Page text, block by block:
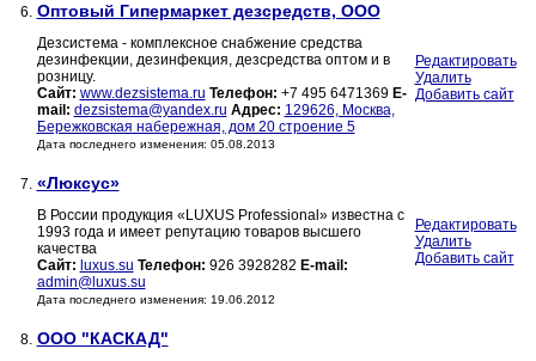
6. Оптовый Гипермаркет дезсредств, ООО
Дезсистема - комплексное снабжение средства
дезинфекции, дезинфекция, дезсредства оптом и в
розницу.
Сайт: www.dezsistema.ru Телефон: +7 495 6471369 E-
mail: dezsistema@yandex.ru Адрес: 129626, Москва,
Бережковская набережная, дом 20 строение 5
Дата последнего изменения: 05.08.2013
Редактировать
Удалить
Добавить сайт
7. «Люксус»
В России продукция «LUXUS Professional» известна с
1993 года и имеет репутацию товаров высшего
качества
Сайт: luxus.su Телефон: 926 3928282 E-mail:
admin@luxus.su
Дата последнего изменения: 19.06.2012
Редактировать
Удалить
Добавить сайт
8. ООО "КАСКАД"